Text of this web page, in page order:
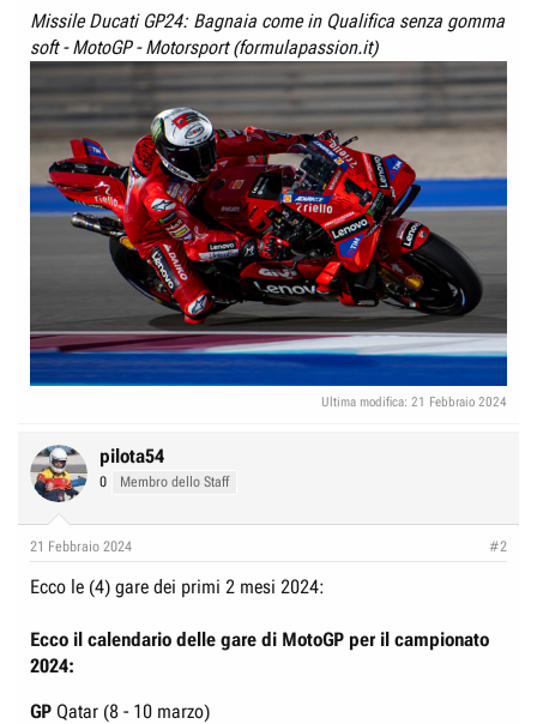
s
c
u
s
s
i
o
n
i
o
Missile Ducati GP24: Bagnaia come in Qualifica senza gomma
soft - MotoGP - Motorsport (formulapassion.it)
Ultima modifica: 21 Febbraio 2024
pilota54
0 Membro dello Staff
21 Febbraio 2024 #2
Ecco le (4) gare dei primi 2 mesi 2024:
Ecco il calendario delle gare di MotoGP per il campionato
2024:
GP Qatar (8 - 10 marzo)